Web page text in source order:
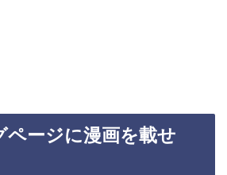
ページに漫画を載せ